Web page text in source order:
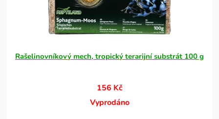
Rašelinovníkový mech, tropický terarijní substrát 100 g
156 Kč
Vyprodáno